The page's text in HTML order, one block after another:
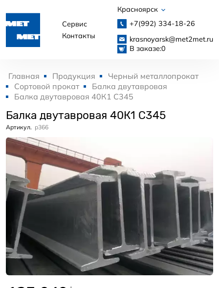
Сервис
Контакты
Красноярск
+7(992) 334-18-26
krasnoyarsk@met2met.ru
В заказе:0
Главная Продукция
Черный металлопрокат
Сортовой прокат
Балка двутавровая
Балка двутавровая 40К1 С345
Балка двутавровая 40К1 С345
Артикул. p366